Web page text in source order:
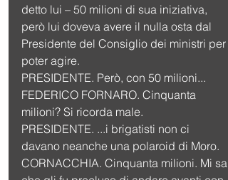
detto lui – 50 milioni di sua iniziativa,
però lui doveva avere il nulla osta dal
Presidente del Consiglio dei ministri per
poter agire.
PRESIDENTE. Però, con 50 milioni...
FEDERICO FORNARO. Cinquanta
milioni? Si ricorda male.
PRESIDENTE. ...i brigatisti non ci
davano neanche una polaroid di Moro.
CORNACCHIA. Cinquanta milioni. Mi sa